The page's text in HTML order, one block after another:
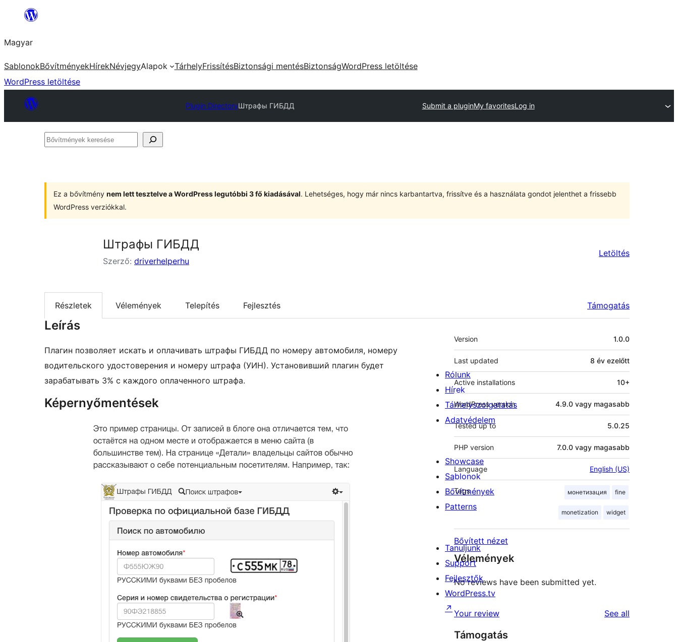
Ugrás
tartalomhoz
Magyar
SablonokBővítményekHírekNévjegyAlapok TárhelyFrissítésBiztonsági mentésBiztonságWordPress letöltése
WordPress letöltése
Plugin DirectoryШтрафы ГИБДД Submit a pluginMy favoritesLog in
Bővítmények
Ez a bővítmény nem lett tesztelve a WordPress legutóbbi 3 fő kiadásával. Lehetséges, hogy már nincs karbantartva, frissítve és a használata gondot jelenthet a frissebb
WordPress verziókkal.
Штрафы ГИБДД
Szerző: driverhelperhu
Letöltés
Részletek Vélemények Telepítés Fejlesztés Támogatás
Leírás
Плагин позволяет искать и оплачивать штрафы ГИБДД по номеру автомобиля, номеру
водительского удостоверения и номеру штрафа (УИН). Установивший плагин будет
зарабатывать 3% с каждого оплаченного штрафа.
Képernyőmentések
Meta
Version 1.0.0
Last updated 8 év ezelőtt
Active installations 10+
WordPress version 4.9.0 vagy magasabb
Tested up to 5.0.25
PHP version 7.0.0 vagy magasabb
Language English (US)
Tags монетизация fine
monetization widget
Bővített nézet
Vélemények
No reviews have been submitted yet.
Your review See all
Támogatás
Rólunk
Hírek
Tárhelyszolgatatás
Adatvédelem
Showcase
Sablonok
Bővítmények
Patterns
Tanuljunk
Support
Fejlesztők
WordPress.tv
↗